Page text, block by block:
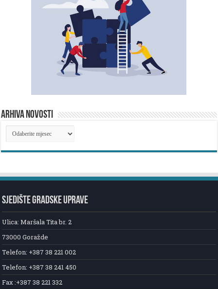
ARHIVA NOVOSTI
ARHIVA
NOVOSTI
SJEDIŠTE GRADSKE UPRAVE
Ulica: Maršala Tita br. 2
73000 Goražde
Telefon: +387 38 221 002
Telefon: +387 38 241 450
Fax :+387 38 221 332